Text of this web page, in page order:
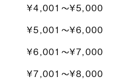
¥4,001〜¥5,000
¥5,001〜¥6,000
¥6,001〜¥7,000
¥7,001〜¥8,000